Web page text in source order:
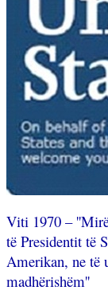
Viti 1970 –
të Presidentit të
Amerikan, ne të
madhërishëm''